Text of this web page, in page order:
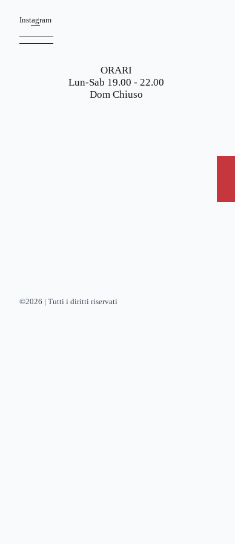
Instagram
ORARI
Lun-Sab 19.00 - 22.00
Dom Chiuso
©2026 | Tutti i diritti riservati